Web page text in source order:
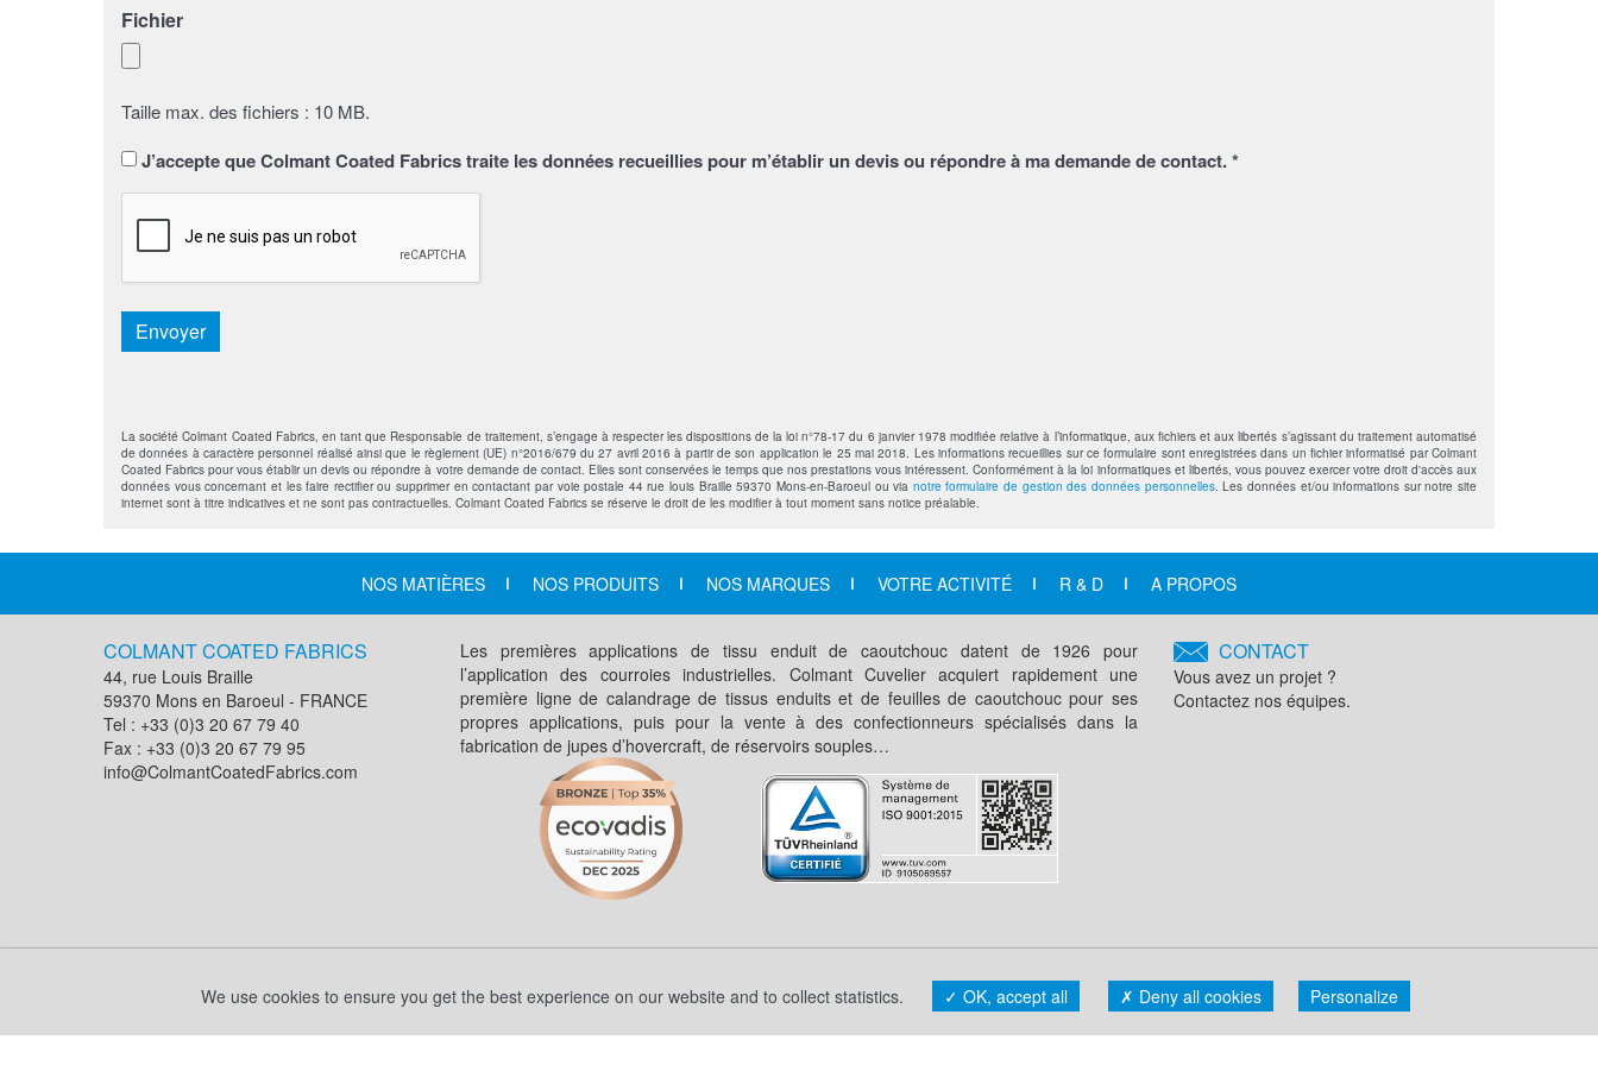
Fichier
Taille max. des fichiers : 10 MB.
SansJ’accepte que Colmant Coated Fabrics traite les données recueillies pour m’établir un devis ou répondre à ma demande de contact. *
CAPTCHA
Envoyer
La société Colmant Coated Fabrics, en tant que Responsable de traitement, s’engage à respecter les dispositions de la loi n°78-17 du 6 janvier 1978 modifiée relative à l’informatique, aux fichiers et aux libertés s’agissant du traitement automatisé
de données à caractère personnel réalisé ainsi que le règlement (UE) n°2016/679 du 27 avril 2016 à partir de son application le 25 mai 2018. Les informations recueillies sur ce formulaire sont enregistrées dans un fichier informatisé par Colmant
Coated Fabrics pour vous établir un devis ou répondre à votre demande de contact. Elles sont conservées le temps que nos prestations vous intéressent. Conformément à la loi informatiques et libertés, vous pouvez exercer votre droit d'accès aux
données vous concernant et les faire rectifier ou supprimer en contactant par voie postale 44 rue louis Braille 59370 Mons-en-Baroeul ou via notre formulaire de gestion des données personnelles. Les données et/ou informations sur notre site
internet sont à titre indicatives et ne sont pas contractuelles. Colmant Coated Fabrics se réserve le droit de les modifier à tout moment sans notice préalable.
NOS MATIÈRES NOS PRODUITS NOS MARQUES VOTRE ACTIVITÉ R & D A PROPOS
COLMANT COATED FABRICS
44, rue Louis Braille
59370 Mons en Baroeul - FRANCE
Tel : +33 (0)3 20 67 79 40
Fax : +33 (0)3 20 67 79 95
info@ColmantCoatedFabrics.com
Les premières applications de tissu enduit de caoutchouc datent de 1926 pour
l’application des courroies industrielles. Colmant Cuvelier acquiert rapidement une
première ligne de calandrage de tissus enduits et de feuilles de caoutchouc pour ses
propres applications, puis pour la vente à des confectionneurs spécialisés dans la
fabrication de jupes d’hovercraft, de réservoirs souples…
CONTACT
Vous avez un projet ?
Contactez nos équipes.
POLITIQUE DE CONFIDENTIALITÉ GESTION DES COOKIES CODE DE CONDUITE
CONTACT
We use cookies to ensure you get the best experience on our website and to collect statistics. OK, accept all Deny all cookies Personalize